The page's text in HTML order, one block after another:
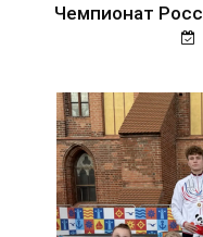
Чемпионат